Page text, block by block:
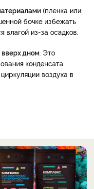
(пленка или
бочке избежать
влагой из-за осадков.
дном. Это
конденсата
воздуха в